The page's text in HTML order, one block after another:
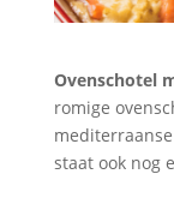
Ovenschotel
romige
staat ook nog